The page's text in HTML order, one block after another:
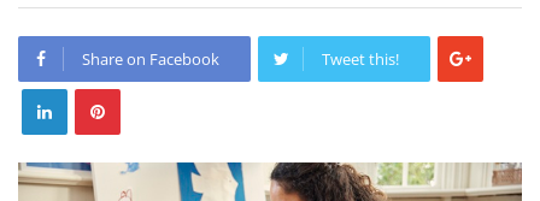
Share on Facebook Tweet this!